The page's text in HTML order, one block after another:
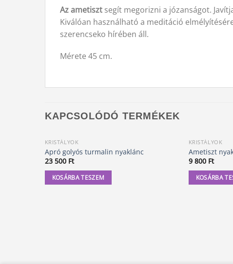
Az ametiszt segít megorizni a józanságot.
Kiválóan használható a meditáció
szerencseko hírében áll.
Mérete 45 cm.
KAPCSOLÓDÓ TERMÉKEK
KRISTÁLYOK
Apró golyós turmalin nyaklánc
23 500 Ft
KOSÁRBA TESZEM
KRISTÁLYOK
Ametiszt
9 800 Ft
KOSÁRBA